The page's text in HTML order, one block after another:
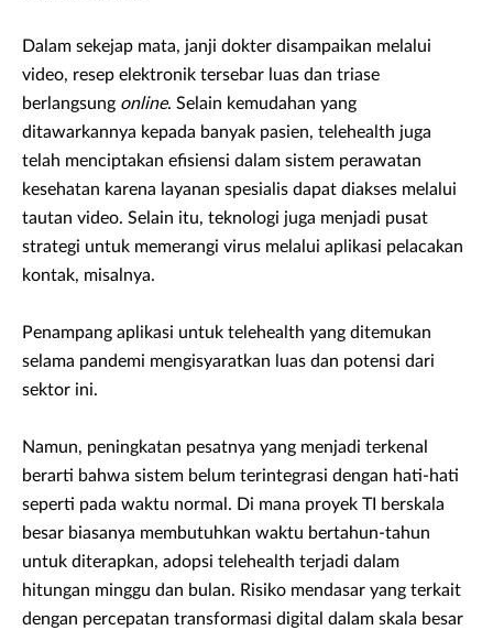
Dalam sekejap mata, janji dokter disampaikan melalui
video, resep elektronik tersebar luas dan triase
berlangsung online. Selain kemudahan yang
ditawarkannya kepada banyak pasien, telehealth juga
telah menciptakan efisiensi dalam sistem perawatan
kesehatan karena layanan spesialis dapat diakses melalui
tautan video. Selain itu, teknologi juga menjadi pusat
strategi untuk memerangi virus melalui aplikasi pelacakan
kontak, misalnya.
Penampang aplikasi untuk telehealth yang ditemukan
selama pandemi mengisyaratkan luas dan potensi dari
sektor ini.
Namun, peningkatan pesatnya yang menjadi terkenal
berarti bahwa sistem belum terintegrasi dengan hati-hati
seperti pada waktu normal. Di mana proyek TI berskala
besar biasanya membutuhkan waktu bertahun-tahun
untuk diterapkan, adopsi telehealth terjadi dalam
hitungan minggu dan bulan. Risiko mendasar yang terkait
dengan percepatan transformasi digital dalam skala besar